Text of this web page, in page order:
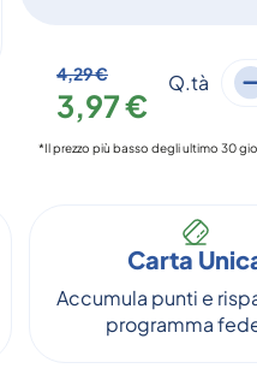
4,29 €
3,97 €
Q.tà
*Il prezzo più basso degli ultimo 30
Carta
Accumula punti e
programma